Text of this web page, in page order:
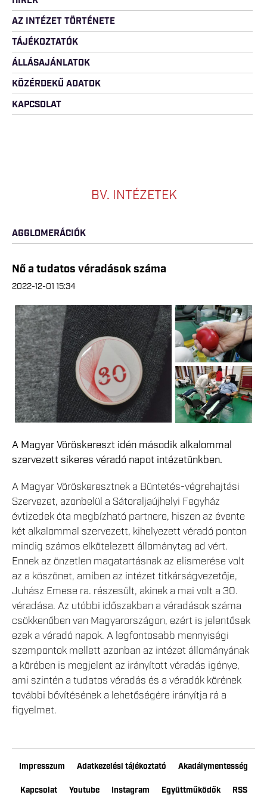
AZ INTÉZET TÖRTÉNETE
TÁJÉKOZTATÓK
ÁLLÁSAJÁNLATOK
KÖZÉRDEKŰ ADATOK
KAPCSOLAT
BV. INTÉZETEK
AGGLOMERÁCIÓK
Nő a tudatos véradások száma
2022-12-01 15:34
A Magyar Vöröskereszt idén második alkalommal
szervezett sikeres véradó napot intézetünkben.
A Magyar Vöröskeresztnek a Büntetés-végrehajtási
Szervezet, azonbelül a Sátoraljaújhelyi Fegyház
évtizedek óta megbízható partnere, hiszen az évente
két alkalommal szervezett, kihelyezett véradó ponton
mindig számos elkötelezett állománytag ad vért.
Ennek az önzetlen magatartásnak az elismerése volt
az a köszönet, amiben az intézet titkárságvezetője,
Juhász Emese ra. részesült, akinek a mai volt a 30.
véradása. Az utóbbi időszakban a véradások száma
csökkenőben van Magyarországon, ezért is jelentősek
ezek a véradó napok. A legfontosabb mennyiségi
szempontok mellett azonban az intézet állományának
a körében is megjelent az irányított véradás igénye,
ami szintén a tudatos véradás és a véradók körének
további bővítésének a lehetőségére irányítja rá a
figyelmet.
Impresszum Adatkezelési tájékoztató Akadálymentesség
Kapcsolat Youtube Instagram Együttműködők RSS